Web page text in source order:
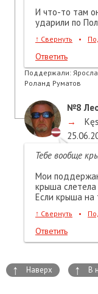
И что-то там
ударили по
↑ Свернуть •
Ответить
Поддержали:
Роланд Руматов
№8
→
Тебе вообще
Мои
крыша слетела
Если крыша на
↑ Свернуть •
Ответить
↑ Наверх ↑ В